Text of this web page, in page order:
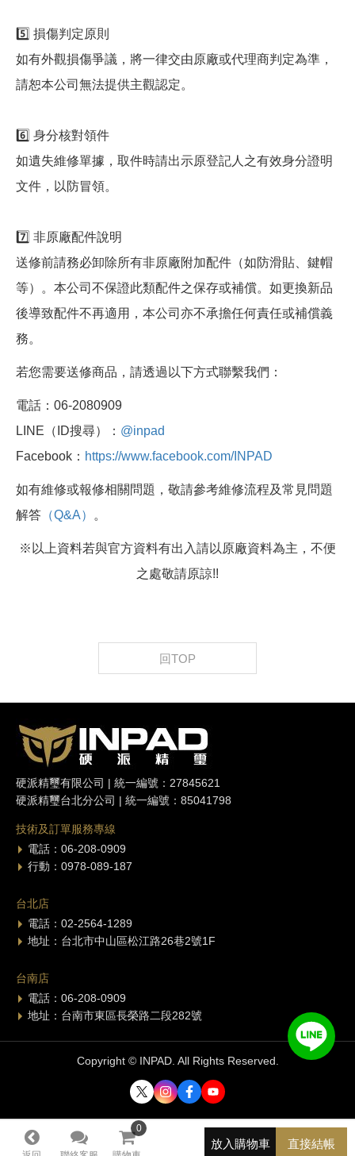
0
直接結帳
放入購物車
5️⃣ 損傷判定原則
如有外觀損傷爭議，將一律交由原廠或代理商判定為準，
請恕本公司無法提供主觀認定。
6️⃣ 身分核對領件
如遺失維修單據，取件時請出示原登記人之有效身分證明
文件，以防冒領。
7️⃣ 非原廠配件說明
送修前請務必卸除所有非原廠附加配件（如防滑貼、鍵帽
等）。本公司不保證此類配件之保存或補償。如更換新品
後導致配件不再適用，本公司亦不承擔任何責任或補償義
務。
若您需要送修商品，請透過以下方式聯繫我們：
電話：06-2080909
LINE（ID搜尋）： @inpad
Facebook： https://www.facebook.com/INPAD
如有維修或報修相關問題，敬請參考維修流程及常見問題
解答 （Q&A） 。
※以上資料若與官方資料有出入請以原廠資料為主，不便
之處敬請原諒!!
回TOP
硬派精璽有限公司 | 統一編號：27845621
硬派精璽台北分公司 | 統一編號：85041798
技術及訂單服務專線
電話：06-208-0909
行動：0978-089-187
台北店
電話：02-2564-1289
地址：台北市中山區松江路26巷2號1F
台南店
電話：06-208-0909
地址：台南市東區長榮路二段282號
Copyright © INPAD. All Rights Reserved.
0